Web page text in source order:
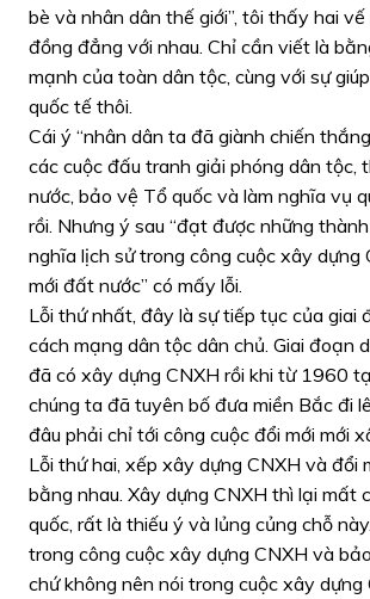
bè và nhân dân thế giới”, tôi thấy hai
đồng đẳng với nhau. Chỉ cần viết là
mạnh của toàn dân tộc, cùng với sự
quốc tế thôi.
Cái ý “nhân dân ta đã giành chiến
các cuộc đấu tranh giải phóng dân tộc,
nước, bảo vệ Tổ quốc và làm nghĩa vụ
rồi. Nhưng ý sau “đạt được những
nghĩa lịch sử trong công cuộc xây dựng
mới đất nước” có mấy lỗi.
Lỗi thứ nhất, đây là sự tiếp tục của giai
cách mạng dân tộc dân chủ. Giai đoạn
đã có xây dựng CNXH rồi khi từ 1960
chúng ta đã tuyên bố đưa miền Bắc đi
đâu phải chỉ tới công cuộc đổi mới mới
Lỗi thứ hai, xếp xây dựng CNXH và đổi
bằng nhau. Xây dựng CNXH thì lại mất
quốc, rất là thiếu ý và lủng củng chỗ
trong công cuộc xây dựng CNXH và
chứ không nên nói trong cuộc xây dựng